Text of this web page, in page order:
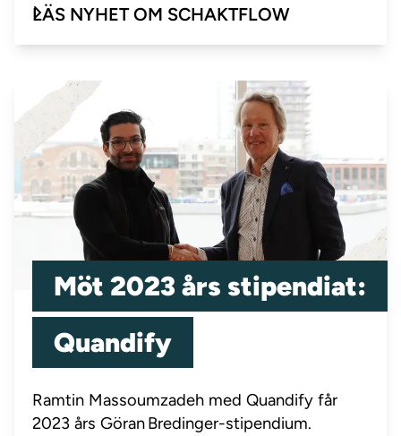
LÄS NYHET OM SCHAKTFLOW
Möt 2023 års stipendiat:
Quandify
Ramtin Massoumzadeh med Quandify får
2023 års Göran Bredinger-stipendium.